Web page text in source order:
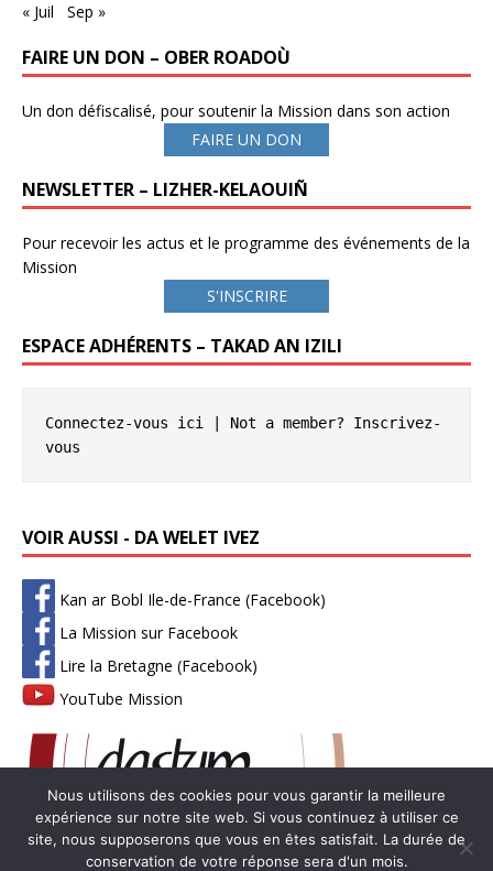
« Juil Sep »
FAIRE UN DON – OBER ROADOÙ
Un don défiscalisé, pour soutenir la Mission dans son action
FAIRE UN DON
NEWSLETTER – LIZHER-KELAOUIÑ
Pour recevoir les actus et le programme des événements de la
Mission
S'INSCRIRE
ESPACE ADHÉRENTS – TAKAD AN IZILI
Connectez-vous ici | Not a member? Inscrivez-
vous
VOIR AUSSI - DA WELET IVEZ
Kan ar Bobl Ile-de-France (Facebook)
La Mission sur Facebook
Lire la Bretagne (Facebook)
YouTube Mission
Nous utilisons des cookies pour vous garantir la meilleure
expérience sur notre site web. Si vous continuez à utiliser ce
site, nous supposerons que vous en êtes satisfait. La durée de
conservation de votre réponse sera d'un mois.